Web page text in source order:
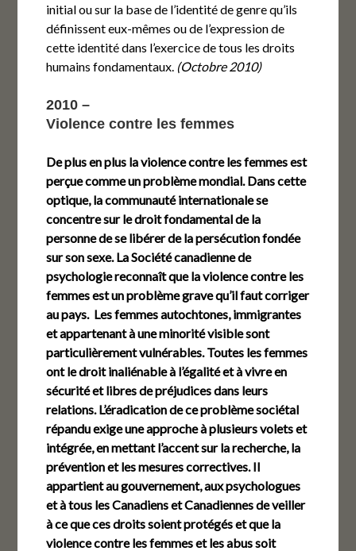
initial ou sur la base de l’identité de genre qu’ils
définissent eux-mêmes ou de l’expression de
cette identité dans l’exercice de tous les droits
humains fondamentaux. (Octobre 2010)
2010 –
Violence contre les femmes
De plus en plus la violence contre les femmes est
perçue comme un problème mondial. Dans cette
optique, la communauté internationale se
concentre sur le droit fondamental de la
personne de se libérer de la persécution fondée
sur son sexe. La Société canadienne de
psychologie reconnaît que la violence contre les
femmes est un problème grave qu’il faut corriger
au pays. Les femmes autochtones, immigrantes
et appartenant à une minorité visible sont
particulièrement vulnérables. Toutes les femmes
ont le droit inaliénable à l’égalité et à vivre en
sécurité et libres de préjudices dans leurs
relations. L’éradication de ce problème sociétal
répandu exige une approche à plusieurs volets et
intégrée, en mettant l’accent sur la recherche, la
prévention et les mesures correctives. Il
appartient au gouvernement, aux psychologues
et à tous les Canadiens et Canadiennes de veiller
à ce que ces droits soient protégés et que la
violence contre les femmes et les abus soit